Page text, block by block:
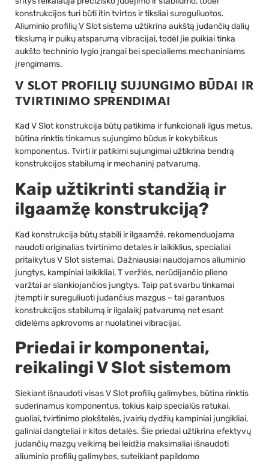
konstrukcijos turi būti itin tvirtos ir tiksliai sureguliuotos.
Aliuminio profilių V Slot sistema užtikrina aukštą judančių dalių
tikslumą ir puikų atsparumą vibracijai, todėl jie puikiai tinka
aukšto techninio lygio įrangai bei specialiems mechaniniams
įrengimams.
V SLOT PROFILIŲ SUJUNGIMO BŪDAI IR
TVIRTINIMO SPRENDIMAI
Kad V Slot konstrukcija būtų patikima ir funkcionali ilgus metus,
būtina rinktis tinkamus sujungimo būdus ir kokybiškus
komponentus. Tvirti ir patikimi sujungimai užtikrina bendrą
konstrukcijos stabilumą ir mechaninį patvarumą.
Kaip užtikrinti standžią ir
ilgaamžę konstrukciją?
Kad konstrukcija būtų stabili ir ilgaamžė, rekomenduojama
naudoti originalias tvirtinimo detales ir laikiklius, specialiai
pritaikytus V Slot sistemai. Dažniausiai naudojamos aliuminio
jungtys, kampiniai laikikliai, T veržlės, nerūdijančio plieno
varžtai ar slankiojančios jungtys. Taip pat svarbu tinkamai
įtempti ir sureguliuoti judančius mazgus – tai garantuos
konstrukcijos stabilumą ir ilgalaikį patvarumą net esant
didelėms apkrovoms ar nuolatinei vibracijai.
Priedai ir komponentai,
reikalingi V Slot sistemom
Siekiant išnaudoti visas V Slot profilių galimybes, būtina rinktis
suderinamus komponentus, tokius kaip specialūs ratukai,
guoliai, tvirtinimo plokštelės, įvairių dydžių kampiniai jungikliai,
galiniai dangteliai ir kitos detalės. Šie priedai užtikrina efektyvų
judančių mazgų veikimą bei leidžia maksimaliai išnaudoti
aliuminio profilių galimybes, suteikiant papildomo